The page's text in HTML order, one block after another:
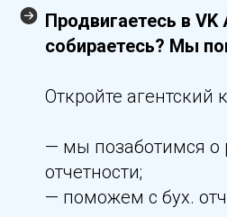
Продвигаетесь в VK
собираетесь? Мы
Откройте агентский
— мы позаботимся о
отчетности;
— поможем с бух.